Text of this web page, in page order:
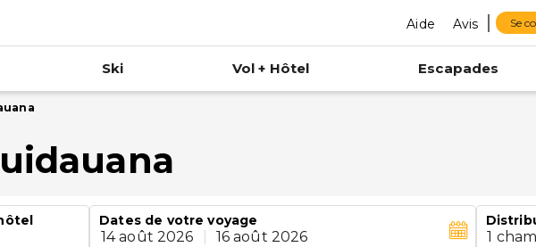
Aide Avis Se
Ski Vol + Hôtel Escapades
Dates de votre voyage
14 août 2026 16 août 2026 1